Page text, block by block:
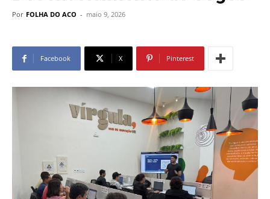
Por FOLHA DO ACO - maio 9, 2026
Facebook X Pinterest